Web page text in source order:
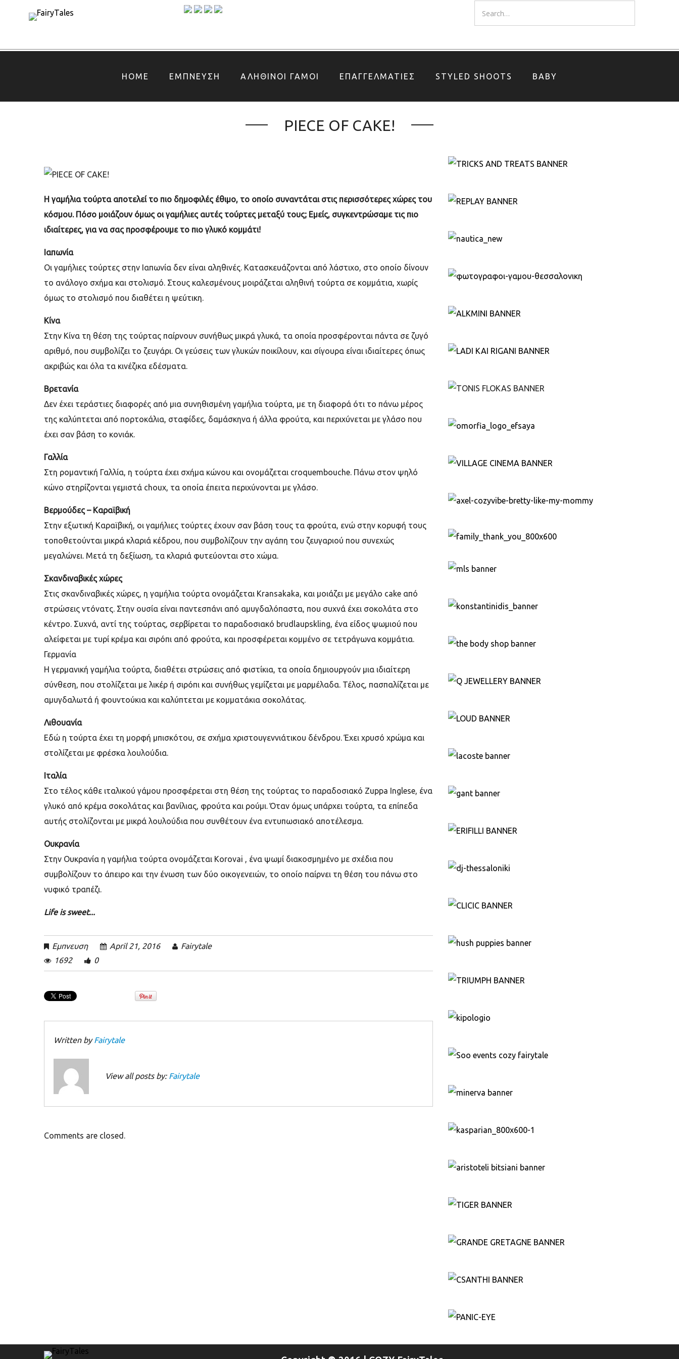
HOME ΕΜΠΝΕΥΣΗ ΑΛΗΘΙΝΟΙ ΓΑΜΟΙ ΕΠΑΓΓΕΛΜΑΤΙΕΣ STYLED SHOOTS BABY
PIECE OF CAKE!
Η γαμήλια τούρτα αποτελεί το πιο δημοφιλές έθιμο, το οποίο συναντάται στις περισσότερες χώρες του
κόσμου. Πόσο μοιάζουν όμως οι γαμήλιες αυτές τούρτες μεταξύ τους; Εμείς, συγκεντρώσαμε τις πιο
ιδιαίτερες, για να σας προσφέρουμε το πιο γλυκό κομμάτι!
Ιαπωνία
Οι γαμήλιες τούρτες στην Ιαπωνία δεν είναι αληθινές. Κατασκευάζονται από λάστιχο, στο οποίο δίνουν
το ανάλογο σχήμα και στολισμό. Στους καλεσμένους μοιράζεται αληθινή τούρτα σε κομμάτια, χωρίς
όμως το στολισμό που διαθέτει η ψεύτικη.
Κίνα
Στην Κίνα τη θέση της τούρτας παίρνουν συνήθως μικρά γλυκά, τα οποία προσφέρονται πάντα σε ζυγό
αριθμό, που συμβολίζει το ζευγάρι. Οι γεύσεις των γλυκών ποικίλουν, και σίγουρα είναι ιδιαίτερες όπως
ακριβώς και όλα τα κινέζικα εδέσματα.
Βρετανία
Δεν έχει τεράστιες διαφορές από μια συνηθισμένη γαμήλια τούρτα, με τη διαφορά ότι το πάνω μέρος
της καλύπτεται από πορτοκάλια, σταφίδες, δαμάσκηνα ή άλλα φρούτα, και περιχύνεται με γλάσο που
έχει σαν βάση το κονιάκ.
Γαλλία
Στη ρομαντική Γαλλία, η τούρτα έχει σχήμα κώνου και ονομάζεται croquembouche. Πάνω στον ψηλό
κώνο στηρίζονται γεμιστά choux, τα οποία έπειτα περιχύνονται με γλάσο.
Βερμούδες – Καραϊβική
Στην εξωτική Καραϊβική, οι γαμήλιες τούρτες έχουν σαν βάση τους τα φρούτα, ενώ στην κορυφή τους
τοποθετούνται μικρά κλαριά κέδρου, που συμβολίζουν την αγάπη του ζευγαριού που συνεχώς
μεγαλώνει. Μετά τη δεξίωση, τα κλαριά φυτεύονται στο χώμα.
Σκανδιναβικές χώρες
Στις σκανδιναβικές χώρες, η γαμήλια τούρτα ονομάζεται Kransakaka, και μοιάζει με μεγάλο cake από
στρώσεις ντόνατς. Στην ουσία είναι παντεσπάνι από αμυγδαλόπαστα, που συχνά έχει σοκολάτα στο
κέντρο. Συχνά, αντί της τούρτας, σερβίρεται το παραδοσιακό brudlaupskling, ένα είδος ψωμιού που
αλείφεται με τυρί κρέμα και σιρόπι από φρούτα, και προσφέρεται κομμένο σε τετράγωνα κομμάτια.
Γερμανία
Η γερμανική γαμήλια τούρτα, διαθέτει στρώσεις από φιστίκια, τα οποία δημιουργούν μια ιδιαίτερη
σύνθεση, που στολίζεται με λικέρ ή σιρόπι και συνήθως γεμίζεται με μαρμέλαδα. Τέλος, πασπαλίζεται με
αμυγδαλωτά ή φουντούκια και καλύπτεται με κομματάκια σοκολάτας.
Λιθουανία
Εδώ η τούρτα έχει τη μορφή μπισκότου, σε σχήμα χριστουγεννιάτικου δένδρου. Έχει χρυσό χρώμα και
στολίζεται με φρέσκα λουλούδια.
Ιταλία
Στο τέλος κάθε ιταλικού γάμου προσφέρεται στη θέση της τούρτας το παραδοσιακό Zuppa Inglese, ένα
γλυκό από κρέμα σοκολάτας και βανίλιας, φρούτα και ρούμι. Όταν όμως υπάρχει τούρτα, τα επίπεδα
αυτής στολίζονται με μικρά λουλούδια που συνθέτουν ένα εντυπωσιακό αποτέλεσμα.
Ουκρανία
Στην Ουκρανία η γαμήλια τούρτα ονομάζεται Korovai , ένα ψωμί διακοσμημένο με σχέδια που
συμβολίζουν το άπειρο και την ένωση των δύο οικογενειών, το οποίο παίρνει τη θέση του πάνω στο
νυφικό τραπέζι.
Life is sweet...
Εμπνευση April 21, 2016
Fairytale
1692
0
Written byFairytale
View all posts by: Fairytale
Comments are closed.